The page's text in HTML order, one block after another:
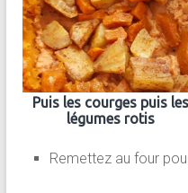
Puis les courges puis les
légumes rotis
Remettez au four